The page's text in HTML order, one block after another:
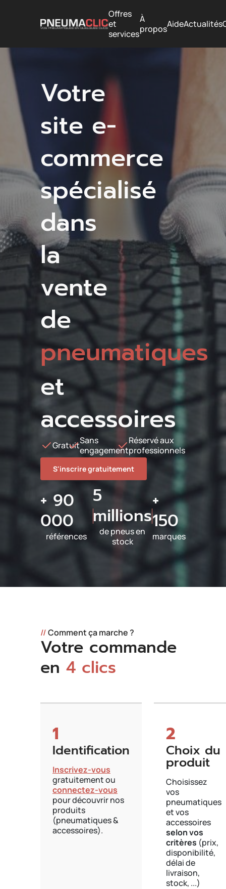
Offres
et
services
À
proposAideActualités
Votre
site e-
commerce
spécialisé
dans
la
vente
de
pneumatiques
et
accessoires
GratuitSans
engagement
Réservé aux
professionnels
S'inscrire gratuitement
+ 90
000
références
5
millions
de pneus en
stock
+
150
marques
//Comment ça marche ?
Votre commande
en 4 clics
1
Identification
Inscrivez-vous
gratuitement ou
connectez-vous
pour découvrir nos
produits
(pneumatiques &
accessoires).
2
Choix du
produit
Choisissez
vos
pneumatiques
et vos
accessoires
selon vos
critères (prix,
disponibilité,
délai de
livraison,
stock, ...)